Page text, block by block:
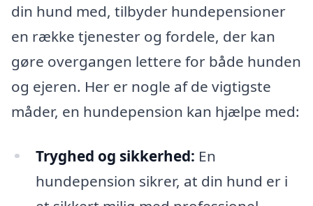
din hund med, tilbyder hundepensioner
en række tjenester og fordele, der kan
gøre overgangen lettere for både hunden
og ejeren. Her er nogle af de vigtigste
måder, en hundepension kan hjælpe med:
Tryghed og sikkerhed: En
hundepension sikrer, at din hund er i